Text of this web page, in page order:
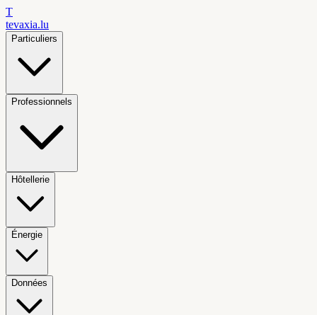
T
tevaxia.lu
Particuliers
Professionnels
Hôtellerie
Énergie
Données